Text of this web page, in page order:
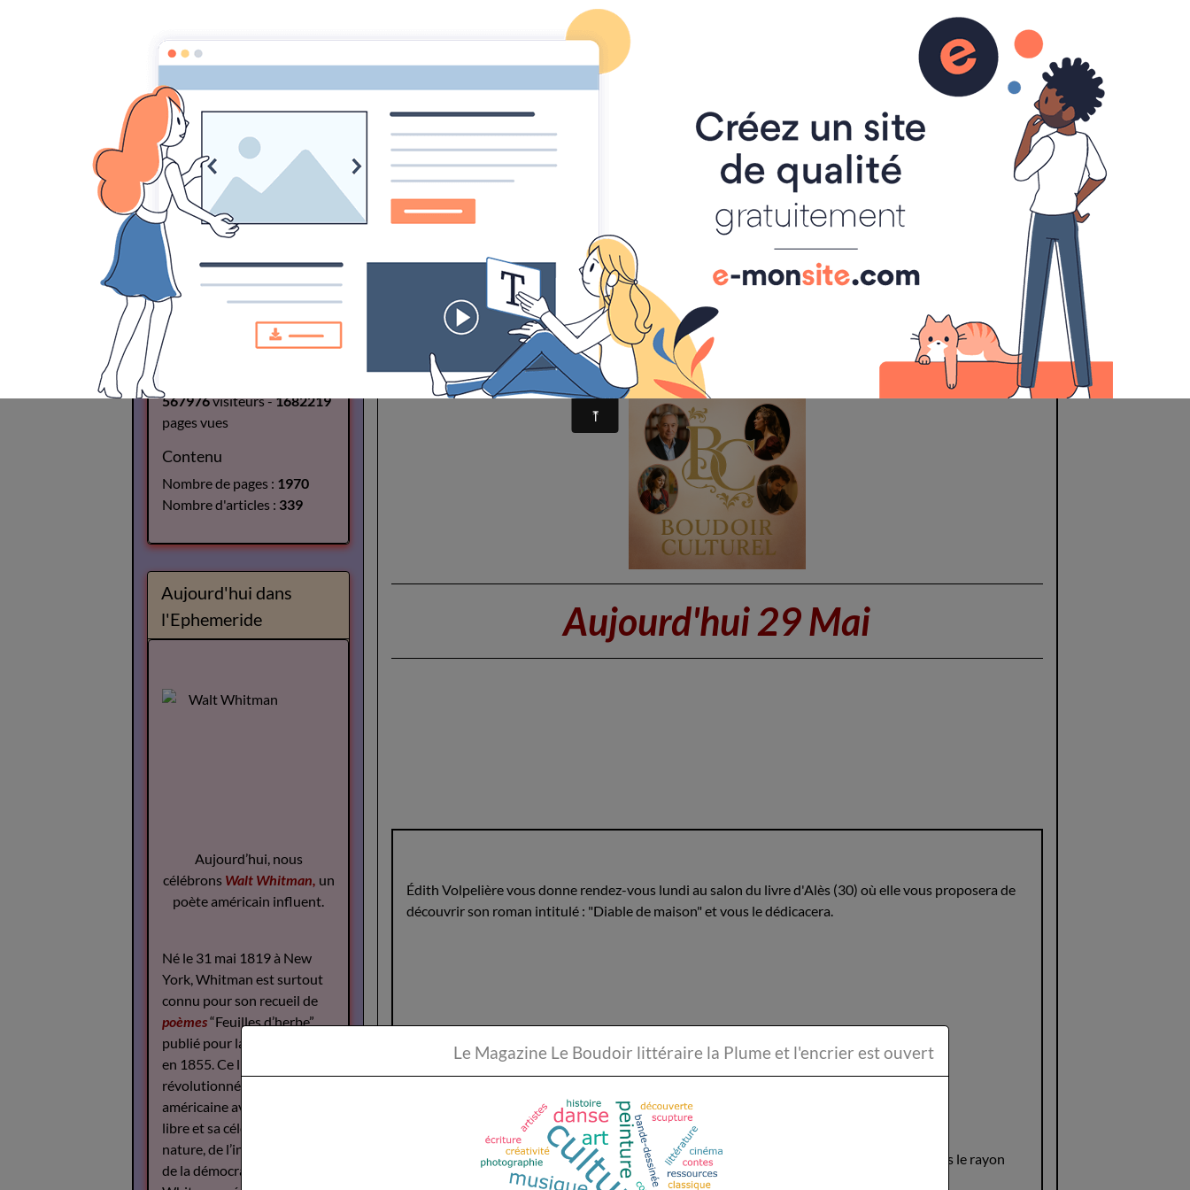
CONTACT
CORRECTEURS LITTÉRAIRES
DICTIONNAIRE DES AUTEURS
BLOG LE BOUDOIR LITTÉRAIRE LA PLUME ET L'ENCRIER
BOUDOIR
INTERNATIONAL
BOUDOIR LITTÉRAIRE
LIBRAIRIES
0
Les Actualités du Journal littéraire Evenements littéraires
Evenements littéraires
Par frederique Roustant Le 20/05/2026 à 16:09 0
Aujourd'hui 29 Mai
Édith Volpelière vous donne rendez-vous lundi au salon du livre d'Alès (30) où elle vous proposera de
découvrir son roman intitulé : "Diable de maison" et vous le dédicacera.
Une Vendéenne à Venise est paru cette semaine.
Première dédicace vendredi 29 mai au Super U de la Mothe Achard dans le rayon
librairie de 10 h à 12 h et de 14 h 30 à 17 h 30
Statistiques
Aujourd'hui
251 343pages
vues
567976visiteurs -1682219
pages vues
Contenu
Nombre de pages : 1970
Nombre d'articles : 339
Aujourd'hui dans
l'Ephemeride
Aujourd’hui, nous
célébrons Walt Whitman, un
poète américain influent.
Né le 31 mai 1819 à New
York, Whitman est surtout
connu pour son recueil de
poèmes“Feuilles d’herbe”,
publié pour la première fois
en 1855. Ce livre a
révolutionné la poésie
américaine avec son style
libre et sa célébration de la
nature, de l’individualité et
de la démocratie.
Le Magazine Le Boudoir littéraire la Plume et l'encrier est ouvert